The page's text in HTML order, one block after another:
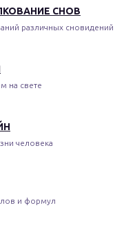
СНОВ
различных сновидений
на свете
человека
и формул